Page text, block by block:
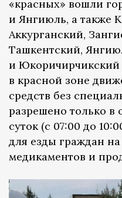
«красных» вошли
и Янгиюль, а также
Аккурганский,
Ташкентский,
и
в красной зоне
средств без
разрешено только в
суток (с 07:00 до
для езды граждан
медикаментов и